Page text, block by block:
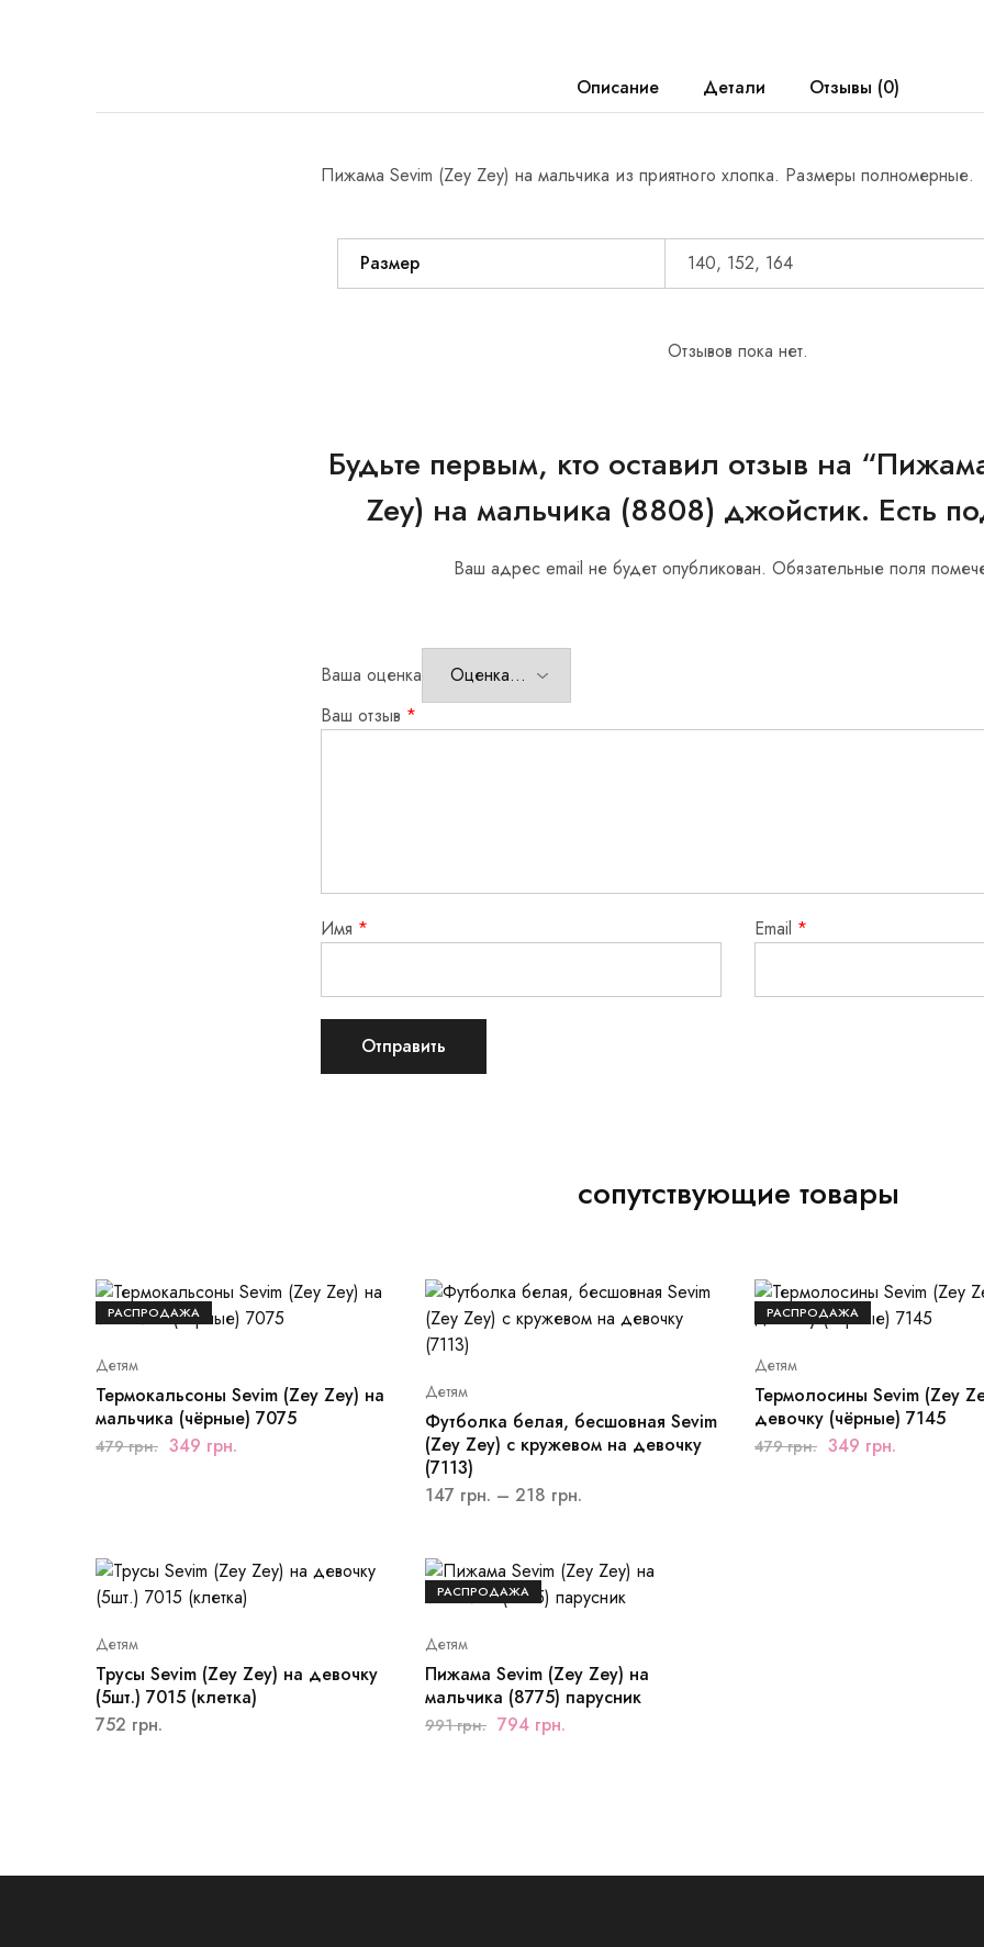
Описание Детали Отзывы (0)
Пижама Sevim (Zey Zey) на мальчика из приятного хлопка. Размеры полномерные.
Размер 140, 152, 164
Отзывов пока нет.
Будьте первым, кто оставил отзыв на
Zey) на мальчика (8808) джойстик. Есть
Ваш адрес email не будет опубликован. Обязательные поля
Ваша оценка
Ваш отзыв *
Имя * Email *
сопутствующие товары
РАСПРОДАЖА
Детям
Термокальсоны Sevim (Zey Zey) на
мальчика (чёрные) 7075
479грн. 349 грн.
Детям
Футболка белая, бесшовная Sevim
(Zey Zey) с кружевом на девочку
(7113)
147 грн. – 218 грн.
РАСПРОДАЖА
Детям
Термолосины Sevim (Zey
девочку (чёрные) 7145
479грн. 349 грн.
Детям
Трусы Sevim (Zey Zey) на девочку
(5шт.) 7015 (клетка)
752 грн.
РАСПРОДАЖА
Детям
Пижама Sevim (Zey Zey) на
мальчика (8775) парусник
991грн. 794 грн.